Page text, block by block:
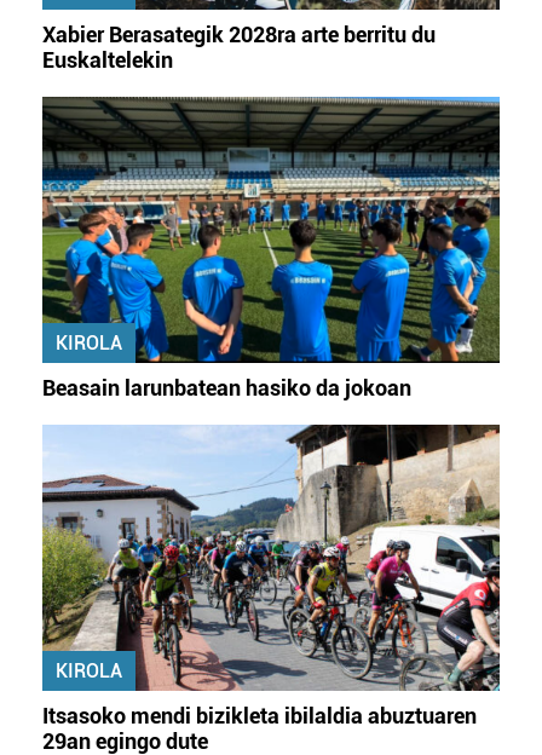
Xabier Berasategik 2028ra arte berritu du
Euskaltelekin
KIROLA
Beasain larunbatean hasiko da jokoan
KIROLA
Itsasoko mendi bizikleta ibilaldia abuztuaren
29an egingo dute